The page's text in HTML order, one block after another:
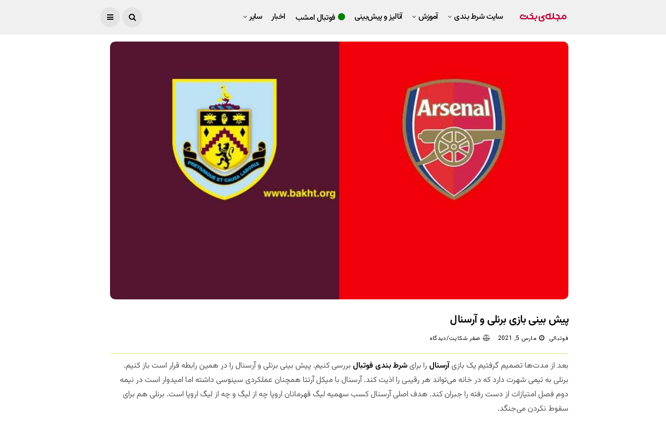
سایت شرط بندی آموزش آنالیز و پیش‌بینی فوتبال امشب اخبار سایر
پیش بینی بازی برنلی و آرسنال
فوتبالی مارس 5, 2021 صفر شکایت/دیدگاه
بعد از مدت‌ها تصمیم گرفتیم یک بازیآرسنال را برایشرط بندی فوتبال بررسی کنیم. پیش بینی برنلی و آرسنال را در همین رابطه قرار است باز کنیم.
برنلی به تیمی شهرت دارد که در خانه می‌تواند هر رقیبی را اذیت کند. آرسنال با میکل آرتتا همچنان عملکردی سینوسی داشته اما امیدوار است در نیمه
دوم فصل امتیازات از دست رفته را جبران کند. هدف اصلی آرسنال کسب سهمیه لیگ قهرمانان اروپا چه از لیگ و چه از لیگ اروپا است. برنلی هم برای
سقوط نکردن می‌جنگد.